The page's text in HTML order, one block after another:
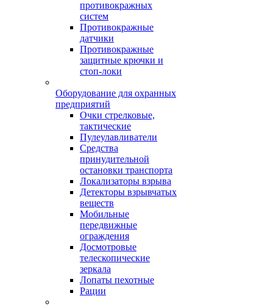
противокражных
систем
Противокражные
датчики
Противокражные
защитные крючки и
стоп-локи
Оборудование для охранных
предприятий
Очки стрелковые,
тактические
Пулеулавливатели
Средства
принудительной
остановки транспорта
Локализаторы взрыва
Детекторы взрывчатых
веществ
Мобильные
передвижные
ограждения
Досмотровые
телескопические
зеркала
Лопаты пехотные
Рации